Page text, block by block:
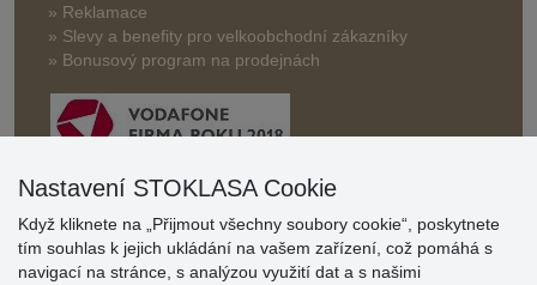
» Reklamace
» Slevy a benefity pro velkoobchodní zákazníky
» Bonusový program na prodejnách
Hodnocení
zákazníků
Nastavení STOKLASA Cookie
Když kliknete na „Přijmout všechny soubory cookie“, poskytnete
tím souhlas k jejich ukládání na vašem zařízení, což pomáhá s
navigací na stránce, s analýzou využití dat a s našimi